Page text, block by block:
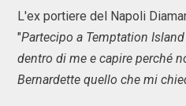
L'ex portiere del Napoli
"Partecipo a Temptation
dentro di me e capire perché
Bernardette quello che mi